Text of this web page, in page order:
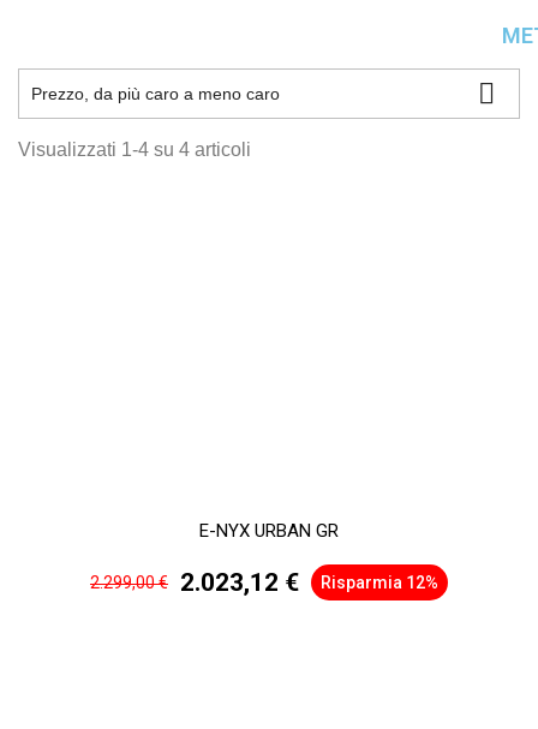
Prezzo, da più caro a meno caro 
Visualizzati 1-4 su 4 articoli
E-NYX URBAN GR
2.299,00 € 2.023,12 € Risparmia 12%